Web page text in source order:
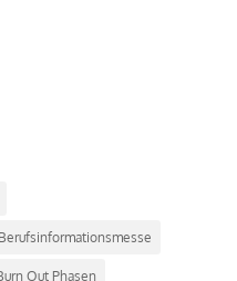
Berufsinformationsmesse
Out Phasen